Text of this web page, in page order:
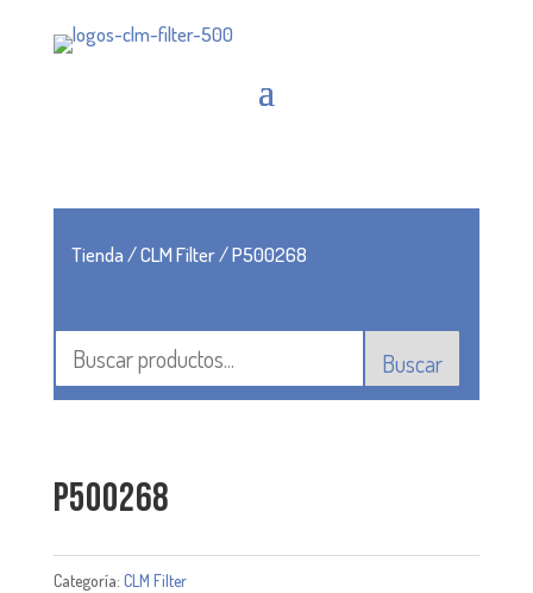
Tienda/CLM Filter/ P500268
Buscar
P500268
Categoría: CLM Filter